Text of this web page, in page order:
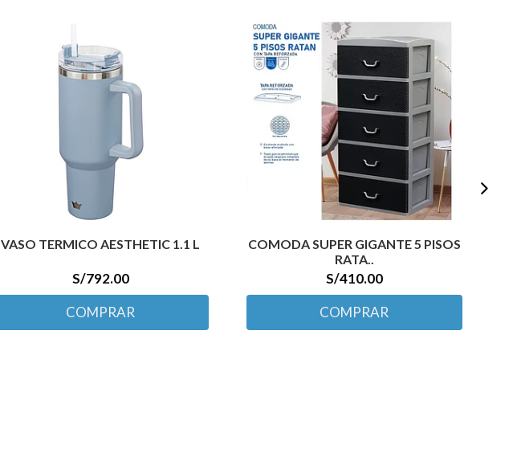
VASO TERMICO AESTHETIC 1.1 L
S/792.00
COMPRAR
COMODA SUPER GIGANTE 5 PISOS
RATA..
S/410.00
COMPRAR